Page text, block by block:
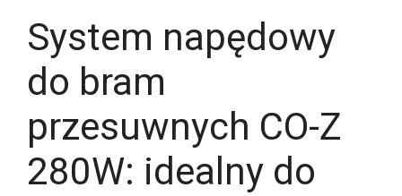
System napędowy
do bram
przesuwnych CO-Z
280W: idealny do